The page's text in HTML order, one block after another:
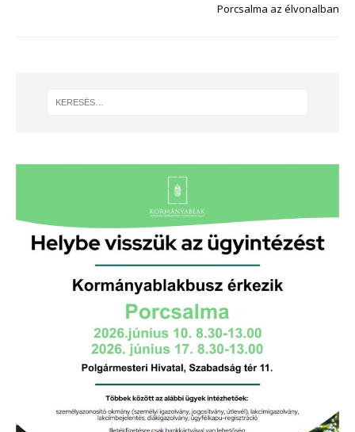
Porcsalma az élvonalban